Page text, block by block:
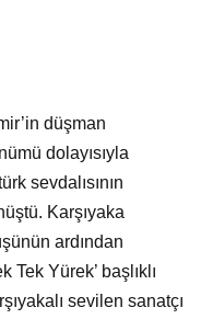
düşman
dolayısıyla
sevdalısının
Karşıyaka
ardından
Tek Yürek’ başlıklı
sevilen sanatçı